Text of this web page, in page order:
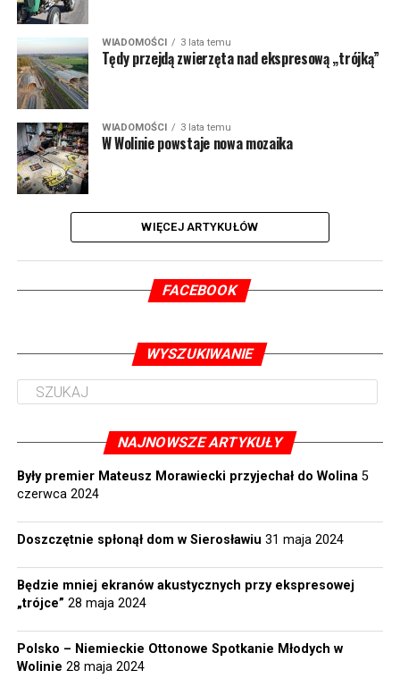
WIADOMOŚCI 3 lata temu
Tędy przejdą zwierzęta nad ekspresową „trójką”
WIADOMOŚCI 3 lata temu
W Wolinie powstaje nowa mozaika
WIĘCEJ ARTYKUŁÓW
FACEBOOK
WYSZUKIWANIE
NAJNOWSZE ARTYKUŁY
Były premier Mateusz Morawiecki przyjechał do Wolina 5
czerwca 2024
Doszczętnie spłonął dom w Sierosławiu 31 maja 2024
Będzie mniej ekranów akustycznych przy ekspresowej
„trójce” 28 maja 2024
Polsko – Niemieckie Ottonowe Spotkanie Młodych w
Wolinie 28 maja 2024